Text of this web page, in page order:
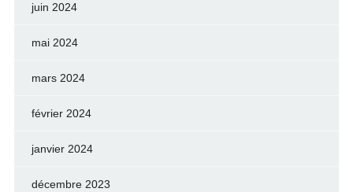
juin 2024
mai 2024
mars 2024
février 2024
janvier 2024
décembre 2023